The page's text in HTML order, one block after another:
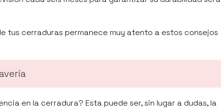
tus cerraduras permanece muy atento a estos consejos
en la cerradura? Esta puede ser, sin lugar a dudas, la